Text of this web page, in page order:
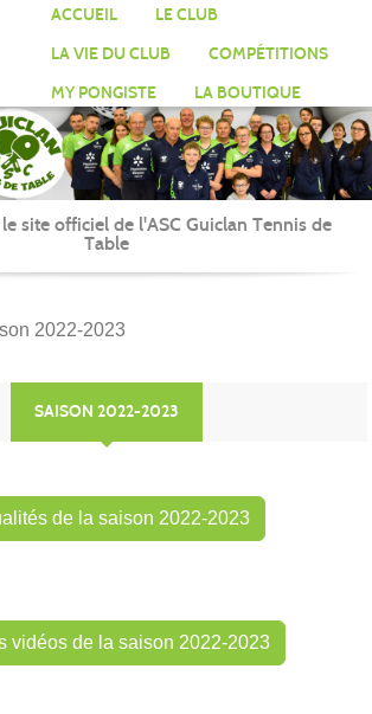
ACCUEIL
LE CLUB
LA VIE DU CLUB
COMPÉTITIONS
MY PONGISTE
LA BOUTIQUE
site officiel de l'ASC Guiclan Tennis de
Table
2022-2023
SAISON 2022-2023
de la saison 2022-2023
vidéos de la saison 2022-2023
des cookies